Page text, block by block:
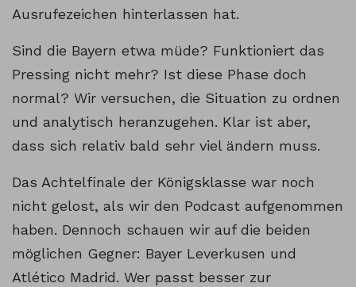
Ausrufezeichen hinterlassen hat.
Sind die Bayern etwa müde? Funktioniert das
Pressing nicht mehr? Ist diese Phase doch
normal? Wir versuchen, die Situation zu ordnen
und analytisch heranzugehen. Klar ist aber,
dass sich relativ bald sehr viel ändern muss.
Das Achtelfinale der Königsklasse war noch
nicht gelost, als wir den Podcast aufgenommen
haben. Dennoch schauen wir auf die beiden
möglichen Gegner: Bayer Leverkusen und
Atlético Madrid. Wer passt besser zur